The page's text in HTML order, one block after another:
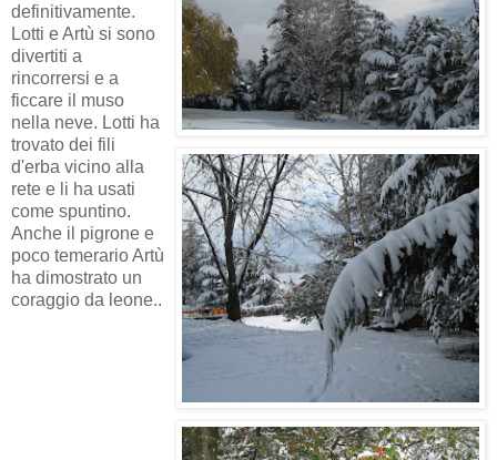
definitivamente.
Lotti e Artù si sono
divertiti a
rincorrersi e a
ficcare il muso
nella neve. Lotti ha
trovato dei fili
d'erba vicino alla
rete e li ha usati
come spuntino.
Anche il pigrone e
poco temerario Artù
ha dimostrato un
coraggio da leone..